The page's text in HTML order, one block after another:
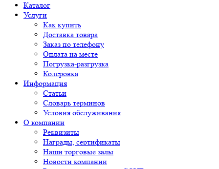
Каталог
Услуги
Как купить
Доставка товара
Заказ по телефону
Оплата на месте
Погрузка-разгрузка
Колеровка
Информация
Статьи
Словарь терминов
Условия обслуживания
О компании
Реквизиты
Награды, сертификаты
Наши торговые залы
Новости компании